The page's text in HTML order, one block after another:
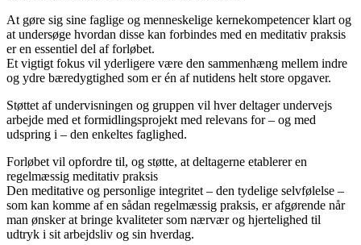
At gøre sig sine faglige og menneskelige kernekompetencer klart og
at undersøge hvordan disse kan forbindes med en meditativ praksis
er en essentiel del af forløbet.
Et vigtigt fokus vil yderligere være den sammenhæng mellem indre
og ydre bæredygtighed som er én af nutidens helt store opgaver.
Støttet af undervisningen og gruppen vil hver deltager undervejs
arbejde med et formidlingsprojekt med relevans for – og med
udspring i – den enkeltes faglighed.
Forløbet vil opfordre til, og støtte, at deltagerne etablerer en
regelmæssig meditativ praksis
Den meditative og personlige integritet – den tydelige selvfølelse –
som kan komme af en sådan regelmæssig praksis, er afgørende når
man ønsker at bringe kvaliteter som nærvær og hjertelighed til
udtryk i sit arbejdsliv og sin hverdag.